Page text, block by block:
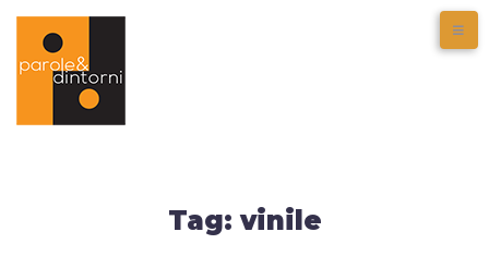
Tag:vinile